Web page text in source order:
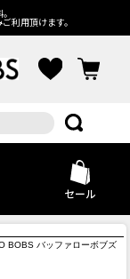
利用頂けます。
セール
BOBS バッファローボブズ